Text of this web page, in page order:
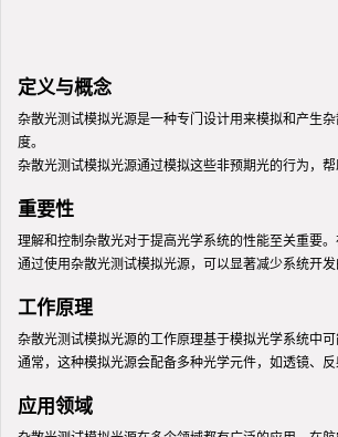
定义与概念
杂散光测试模拟光源是一种专门设计用来模拟和产生
度。
杂散光测试模拟光源通过模拟这些非预期光的行为，
重要性
理解和控制杂散光对于提高光学系统的性能至关重要
通过使用杂散光测试模拟光源，可以显著减少系统开
工作原理
杂散光测试模拟光源的工作原理基于模拟光学系统中
通常，这种模拟光源会配备多种光学元件，如透镜、
应用领域